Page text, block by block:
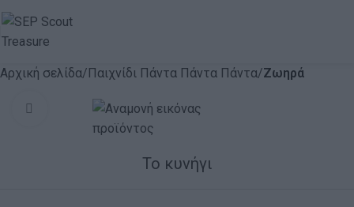
Αρχική σελίδα Παιχνίδι Πάντα Πάντα Πάντα Ζωηρά
Click to enlarge
Το κυνήγι